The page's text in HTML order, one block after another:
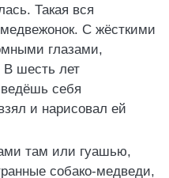
Такая вся
С жёсткими
глазами,
В шесть лет
себя
и нарисовал ей
там или гуашью,
собако-медведи,